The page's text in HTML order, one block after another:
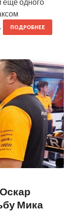
ещё одного
ПОДРОБНЕЕ
Мика